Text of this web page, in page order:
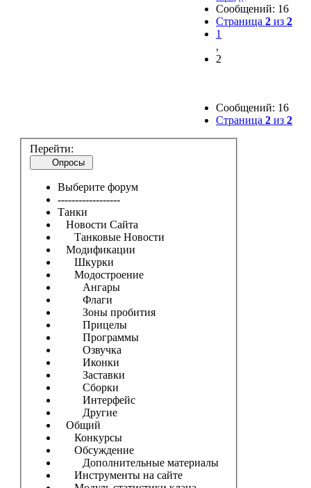
Сообщений: 16
Страница2 из2
1
,
2
Сообщений: 16
Страница2 из2
Перейти:
Опросы
Выберите форум
------------------
Танки
Новости Сайта
Танковые Новости
Модификации
Шкурки
Модостроение
Ангары
Флаги
Зоны пробития
Прицелы
Программы
Озвучка
Иконки
Заставки
Сборки
Интерфейс
Другие
Общий
Конкурсы
Обсуждение
Дополнительные материалы
Инструменты на сайте